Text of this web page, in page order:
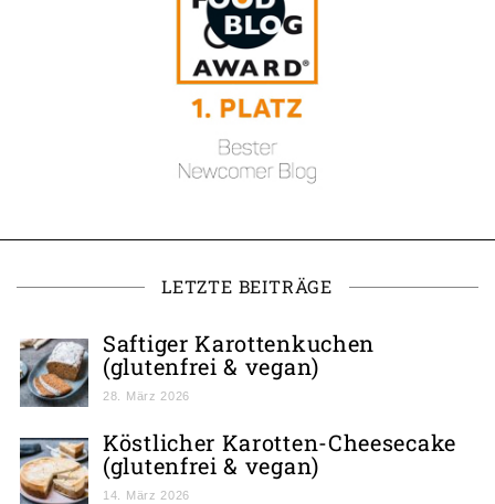
LETZTE BEITRÄGE
Saftiger Karottenkuchen
(glutenfrei & vegan)
28. März 2026
Köstlicher Karotten-Cheesecake
(glutenfrei & vegan)
14. März 2026